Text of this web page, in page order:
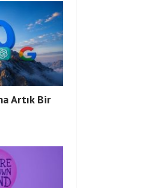
Artık Bir